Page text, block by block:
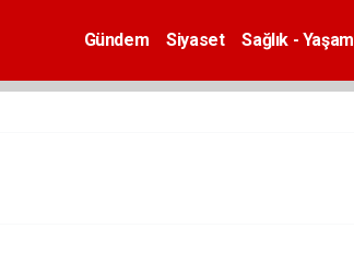
Gündem Siyaset Sağlık - Yaşam